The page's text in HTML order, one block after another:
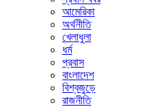
আমেরিকা
অর্থনীতি
খেলাধুলা
ধর্ম
প্রবাস
বাংলাদেশ
বিশ্বজুড়ে
রাজনীতি